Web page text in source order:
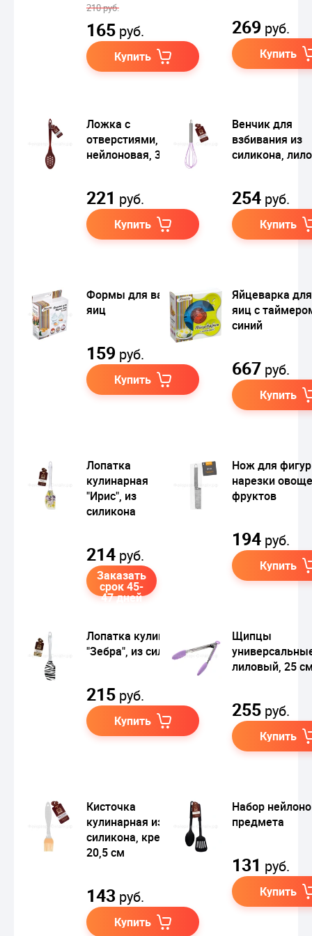
210 руб.
165 руб.
Купить
269 руб.
Купить
Ложка с
отверстиями,
нейлоновая, 35 см
221 руб.
Купить
Венчик для
взбивания из
силикона,
254 руб.
Купить
Формы для варки
яиц
159 руб.
Купить
Яйцеварка
яиц с
синий
667 руб.
Купить
Лопатка
кулинарная
"Ирис", из
силикона
214 руб.
Заказать
срок 45-
47 дней
Нож для
нарезки
фруктов
194 руб.
Купить
Лопатка кулинарная
"Зебра", из силикона
215 руб.
Купить
Щипцы
лиловый, 25
255 руб.
Купить
Кисточка
кулинарная из
силикона, кремовый,
20,5 см
143 руб.
Купить
Набор
предмета
131 руб.
Купить